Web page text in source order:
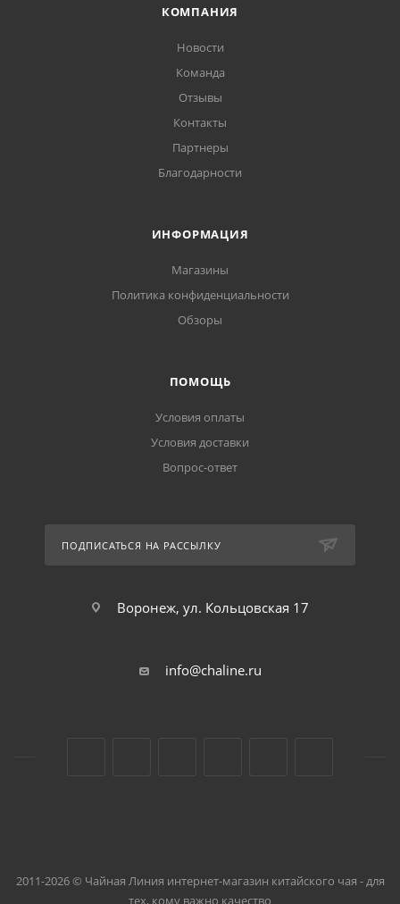
КОМПАНИЯ
Новости
Команда
Отзывы
Контакты
Партнеры
Благодарности
ИНФОРМАЦИЯ
Магазины
Политика конфиденциальности
Обзоры
ПОМОЩЬ
Условия оплаты
Условия доставки
Вопрос-ответ
ПОДПИСАТЬСЯ НА РАССЫЛКУ
Воронеж, ул. Кольцовская 17
info@chaline.ru
2011-2026 © Чайная Линия интернет-магазин китайского чая - для
тех, кому важно качество